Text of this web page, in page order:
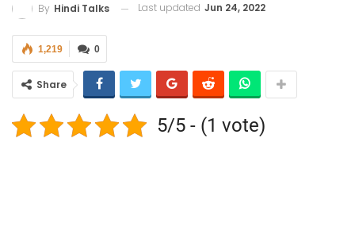
By Hindi Talks Last updated Jun 24, 2022
0
1,219
Share
5/5 - (1 vote)